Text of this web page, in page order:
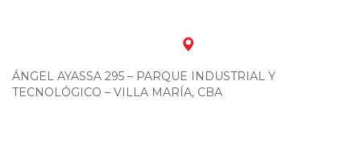
ÁNGEL AYASSA 295 – PARQUE INDUSTRIAL Y
TECNOLÓGICO – VILLA MARÍA, CBA